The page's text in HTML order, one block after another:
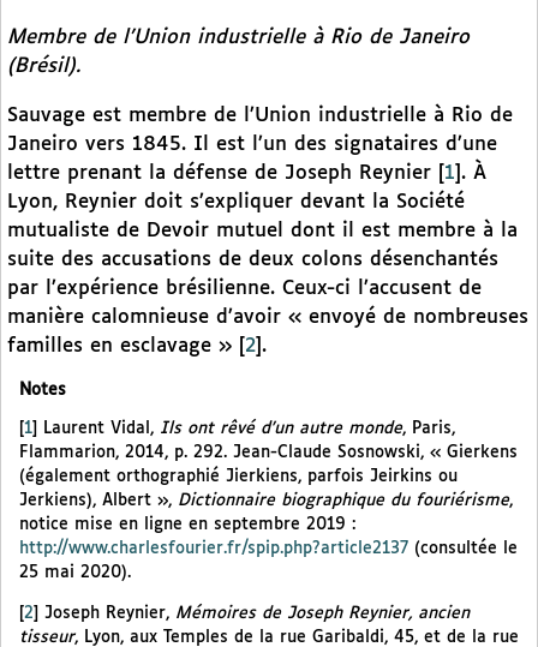
Membre de l’Union industrielle à Rio de Janeiro
(Brésil).
Sauvage est membre de l’Union industrielle à Rio de
Janeiro vers 1845. Il est l’un des signataires d’une
lettre prenant la défense de Joseph Reynier
1 . À
Lyon, Reynier doit s’expliquer devant la Société
mutualiste de Devoir mutuel dont il est membre à la
suite des accusations de deux colons désenchantés
par l’expérience brésilienne. Ceux-ci l’accusent de
manière calomnieuse d’avoir « envoyé de nombreuses
familles en esclavage »
2 .
Notes
1 Laurent Vidal, Ils ont rêvé d’un autre monde, Paris,
Flammarion, 2014, p. 292. Jean-Claude Sosnowski, « Gierkens
(également orthographié Jierkiens, parfois Jeirkins ou
Jerkiens), Albert », Dictionnaire biographique du fouriérisme,
notice mise en ligne en septembre 2019 :
http://www.charlesfourier.fr/spip.php?article2137 (consultée le
25 mai 2020).
2 Joseph Reynier, Mémoires de Joseph Reynier, ancien
tisseur, Lyon, aux Temples de la rue Garibaldi, 45, et de la rue